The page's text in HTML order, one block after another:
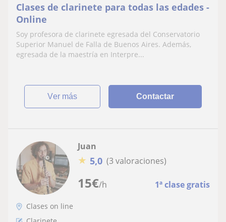
Clases de clarinete para todas las edades -
Online
Soy profesora de clarinete egresada del Conservatorio
Superior Manuel de Falla de Buenos Aires. Además,
egresada de la maestría en Interpre...
ver más Contactar
15€/h 1ª clase gratis
Juan
★ 5,0 (3 valoraciones)
Clases on line